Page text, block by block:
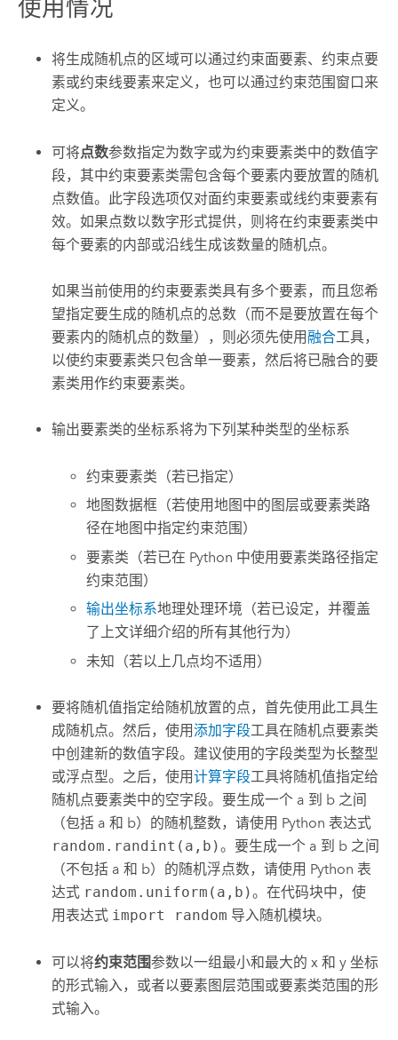
使用情况
将生成随机点的区域可以通过约束面要素、约束点要
素或约束线要素来定义，也可以通过约束范围窗口来
定义。
可将点数参数指定为数字或为约束要素类中的数值字
段，其中约束要素类需包含每个要素内要放置的随机
点数值。此字段选项仅对面约束要素或线约束要素有
效。如果点数以数字形式提供，则将在约束要素类中
每个要素的内部或沿线生成该数量的随机点。
如果当前使用的约束要素类具有多个要素，而且您希
望指定要生成的随机点的总数（而不是要放置在每个
要素内的随机点的数量），则必须先使用融合工具，
以使约束要素类只包含单一要素，然后将已融合的要
素类用作约束要素类。
输出要素类的坐标系将为下列某种类型的坐标系
约束要素类（若已指定）
地图数据框（若使用地图中的图层或要素类路
径在地图中指定约束范围）
要素类（若已在 Python 中使用要素类路径指定
约束范围）
输出坐标系地理处理环境（若已设定，并覆盖
了上文详细介绍的所有其他行为）
未知（若以上几点均不适用）
要将随机值指定给随机放置的点，首先使用此工具生
成随机点。然后，使用添加字段工具在随机点要素类
中创建新的数值字段。建议使用的字段类型为长整型
或浮点型。之后，使用计算字段工具将随机值指定给
随机点要素类中的空字段。要生成一个 a 到 b 之间
（包括 a 和 b）的随机整数，请使用 Python 表达式
random.randint(a,b)。要生成一个 a 到 b 之间
（不包括 a 和 b）的随机浮点数，请使用 Python 表
达式 random.uniform(a,b)。在代码块中，使
用表达式 import random 导入随机模块。
可以将约束范围参数以一组最小和最大的 x 和 y 坐标
的形式输入，或者以要素图层范围或要素类范围的形
式输入。